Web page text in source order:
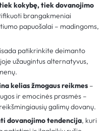
kokybę, tiek dovanojimo
brangakmeniai
papuošalai – madingoms,
patikrinkite deimanto
užaugintus alternatyvus,
kelias žmogaus reikmes –
ir emocinės prasmės –
galimų dovanų.
dovanojimo tendencija, kuri